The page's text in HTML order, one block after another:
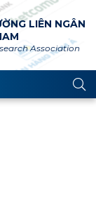
LIÊN NGÂN
Association